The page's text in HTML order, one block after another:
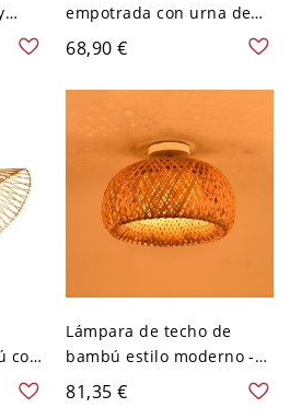
empotrada con urna de
bambú rústico, pantalla
de madera y dirección
hacia abajo - 110 A 120 V
68,90 €
con
Lámpara de techo de
bambú estilo moderno -
110 A 120 V Domo
81,35 €